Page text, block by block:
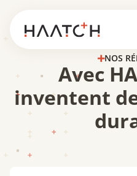
NOS
Avec
inventent